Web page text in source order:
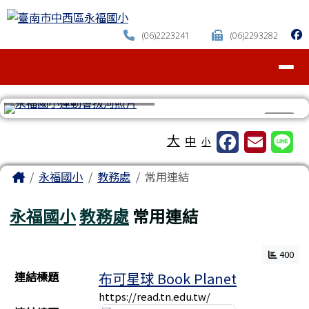
跳至主內容區
臺南市中西區永福國小
(06)2223241 (06)2293282
⏸
大 中 小
主內容區域
Home永福國小 教務處 常用連結
永福國小教務處 常用連結
400
連結列表
連結標題 布可星球 Book Planet
https://read.tn.edu.tw/
頁尾區域